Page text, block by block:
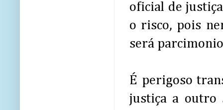
oficial de
o risco, pois
será
É perigoso
justiça a outro